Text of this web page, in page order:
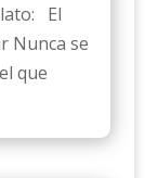
El
Nunca se
que